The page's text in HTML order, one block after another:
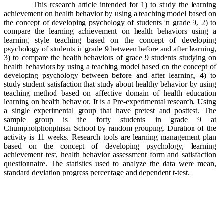
This research article intended for 1) to study the learning
achievement on health behavior by using a teaching model based on
the concept of developing psychology of students in grade 9, 2) to
compare the learning achievement on health behaviors using a
learning style teaching based on the concept of developing
psychology of students in grade 9 between before and after learning,
3) to compare the health behaviors of grade 9 students studying on
health behaviors by using a teaching model based on the concept of
developing psychology between before and after learning, 4) to
study student satisfaction that study about healthy behavior by using
teaching method based on affective domain of health education
learning on health behavior. It is a Pre-experimental research. Using
a single experimental group that have pretest and posttest. The
sample group is the forty students in grade 9 at
Chumpholphonphisai School by random grouping. Duration of the
activity is 11 weeks. Research tools are learning management plan
based on the concept of developing psychology, learning
achievement test, health behavior assessment form and satisfaction
questionnaire. The statistics used to analyze the data were mean,
standard deviation progress percentage and dependent t-test.